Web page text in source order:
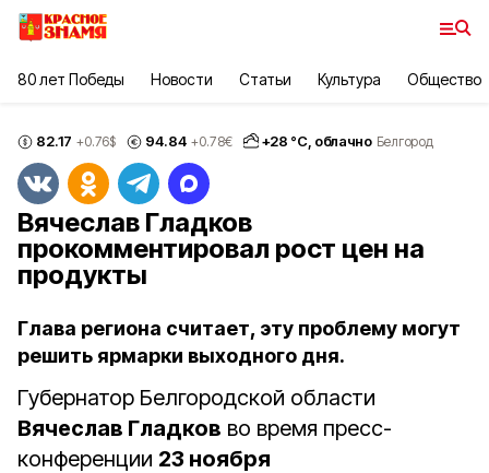
80 лет Победы Новости Статьи Культура Общество
82.17 +0.76$ 94.84 +0.78€ +28 °С, облачно Белгород
Вячеслав Гладков
прокомментировал рост цен на
продукты
Глава региона считает, эту проблему могут
решить ярмарки выходного дня.
Губернатор Белгородской области
Вячеслав Гладков во время пресс-
конференции 23 ноября